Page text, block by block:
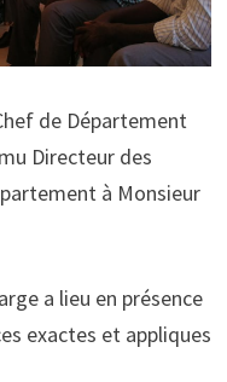
de Département
Directeur des
à Monsieur
a lieu en présence
exactes et appliques